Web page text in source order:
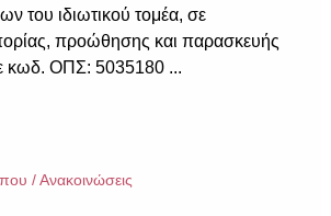
του ιδιωτικού τομέα, σε
προώθησης και παρασκευής
κωδ. ΟΠΣ: 5035180 ...
/ Ανακοινώσεις